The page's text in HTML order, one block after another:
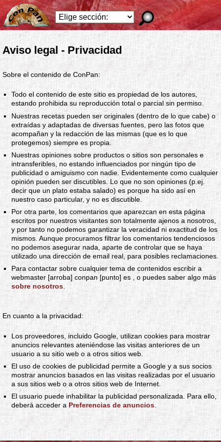
Aviso legal - Privacidad
Sobre el contenido de ConPan:
Todo el contenido de este sitio es propiedad de los autores,
estando prohibida su reproducción total o parcial sin permiso.
Nuestras recetas pueden ser originales (dentro de lo que cabe) o
extraídas y adaptadas de diversas fuentes, pero las fotos que
acompañan y la redacción de las mismas (que es lo que
protegemos) siempre es propia.
Nuestras opiniones sobre productos o sitios son personales e
intransferibles, no estando influenciados por ningún tipo de
publicidad o amiguismo con nadie. Evidentemente como cualquier
opinión pueden ser discutibles. Lo que no son opiniones (p.ej.
decir que un plato estaba salado) es porque ha sido así en
nuestro caso particular, y no es discutible.
Por otra parte, los comentarios que aparezcan en esta página
escritos por nuestros visitantes son totalmente ajenos a nosotros,
y por tanto no podemos garantizar la veracidad ni exactitud de los
mismos. Aunque procuramos filtrar los comentarios tendenciosos
no podemos asegurar nada, aparte de controlar que se haya
utilizado una dirección de email real, para posibles reclamaciones.
Para contactar sobre cualquier tema de contenidos escribir a
webmaster [arroba] conpan [punto] es , o puedes saber algo más
sobre nosotros.
En cuanto a la privacidad:
Los proveedores, incluido Google, utilizan cookies para mostrar
anuncios relevantes ateniéndose las visitas anteriores de un
usuario a su sitio web o a otros sitios web.
El uso de cookies de publicidad permite a Google y a sus socios
mostrar anuncios basados en las visitas realizadas por el usuario
a sus sitios web o a otros sitios web de Internet.
El usuario puede inhabilitar la publicidad personalizada. Para ello,
deberá acceder a Preferencias de anuncios.